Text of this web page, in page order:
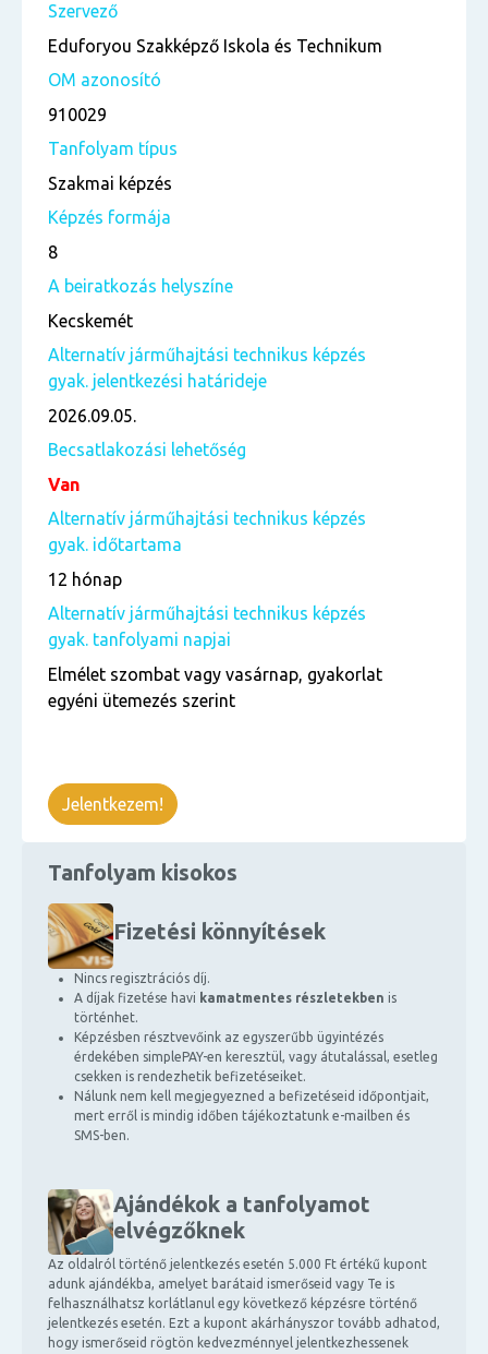
Tanfolyam kisokos
Fizetési könnyítések
Nincs regisztrációs díj.
A díjak fizetése havi kamatmentes részletekben is
történhet.
Képzésben résztvevőink az egyszerűbb ügyintézés
érdekében simplePAY-en keresztül, vagy átutalással, esetleg
csekken is rendezhetik befizetéseiket.
Nálunk nem kell megjegyezned a befizetéseid időpontjait,
mert erről is mindig időben tájékoztatunk e-mailben és
SMS-ben.
Ajándékok a tanfolyamot
elvégzőknek
Az oldalról történő jelentkezés esetén 5.000 Ft értékű kupont
adunk ajándékba, amelyet barátaid ismerőseid vagy Te is
felhasználhatsz korlátlanul egy következő képzésre történő
jelentkezés esetén. Ezt a kupont akárhányszor tovább adhatod,
hogy ismerőseid rögtön kedvezménnyel jelentkezhessenek
Szervező
Eduforyou Szakképző Iskola és Technikum
OM azonosító
910029
Tanfolyam típus
Szakmai képzés
Képzés formája
8
A beiratkozás helyszíne
Kecskemét
Alternatív járműhajtási technikus képzés
gyak. jelentkezési határideje
2026.09.05.
Becsatlakozási lehetőség
Van
Alternatív járműhajtási technikus képzés
gyak. időtartama
12 hónap
Alternatív járműhajtási technikus képzés
gyak. tanfolyami napjai
Elmélet szombat vagy vasárnap, gyakorlat
egyéni ütemezés szerint
Jelentkezem!